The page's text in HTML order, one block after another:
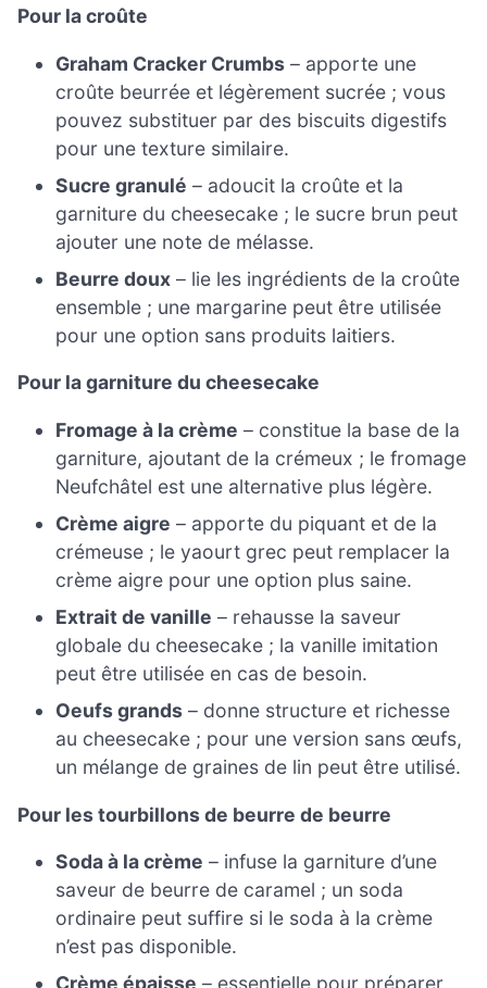
Pour la croûte
Graham Cracker Crumbs – apporte une
croûte beurrée et légèrement sucrée ; vous
pouvez substituer par des biscuits digestifs
pour une texture similaire.
Sucre granulé – adoucit la croûte et la
garniture du cheesecake ; le sucre brun peut
ajouter une note de mélasse.
Beurre doux – lie les ingrédients de la croûte
ensemble ; une margarine peut être utilisée
pour une option sans produits laitiers.
Pour la garniture du cheesecake
Fromage à la crème – constitue la base de la
garniture, ajoutant de la crémeux ; le fromage
Neufchâtel est une alternative plus légère.
Crème aigre – apporte du piquant et de la
crémeuse ; le yaourt grec peut remplacer la
crème aigre pour une option plus saine.
Extrait de vanille – rehausse la saveur
globale du cheesecake ; la vanille imitation
peut être utilisée en cas de besoin.
Oeufs grands – donne structure et richesse
au cheesecake ; pour une version sans œufs,
un mélange de graines de lin peut être utilisé.
Pour les tourbillons de beurre de beurre
Soda à la crème – infuse la garniture d’une
saveur de beurre de caramel ; un soda
ordinaire peut suffire si le soda à la crème
n’est pas disponible.
Crème épaisse – essentielle pour préparer